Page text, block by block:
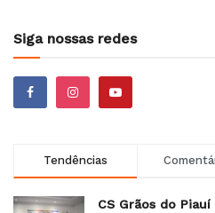
Siga nossas redes
Tendências
CS Grãos do